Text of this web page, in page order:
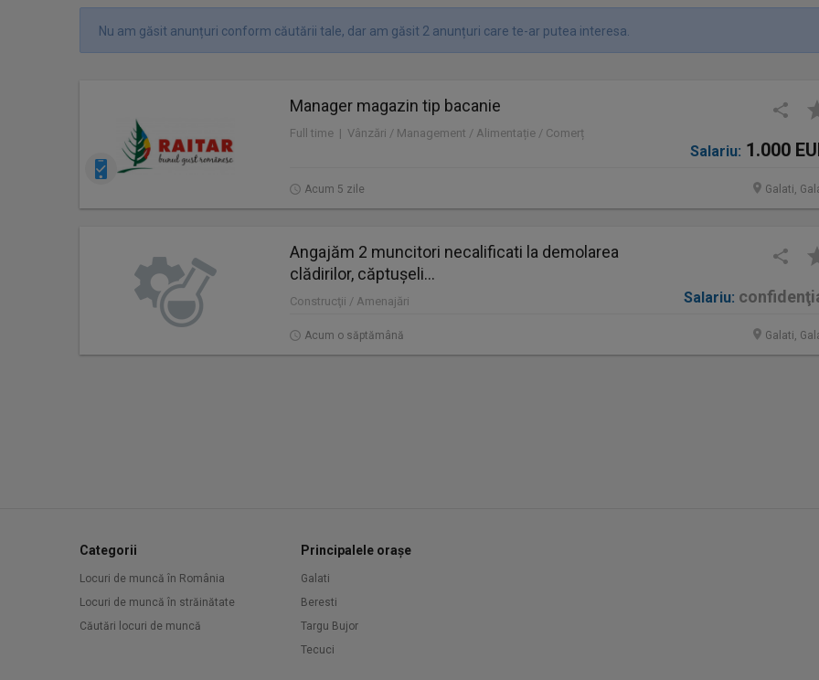
Nu am găsit anunțuri conform căutării tale, dar am găsit 2 anunțuri care te-ar putea interesa.
Manager magazin tip bacanie
Full time | Vânzări / Management / Alimentație / Comerț
Salariu: 1.000
Acum 5 zile Galati,
Angajăm 2 muncitori necalificati la demolarea
clădirilor, căptușeli...
Construcţii / Amenajări Salariu:
Acum o săptămână Galati,
Categorii
Locuri de muncă în România
Locuri de muncă în străinătate
Căutări locuri de muncă
Principalele orașe
Galati
Beresti
Targu Bujor
Tecuci